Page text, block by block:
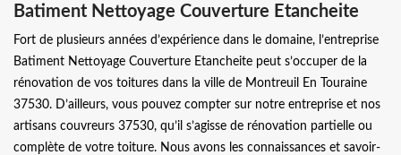
Batiment Nettoyage Couverture Etancheite
Fort de plusieurs années d’expérience dans le domaine, l’entreprise
Batiment Nettoyage Couverture Etancheite peut s’occuper de la
rénovation de vos toitures dans la ville de Montreuil En Touraine
37530. D’ailleurs, vous pouvez compter sur notre entreprise et nos
artisans couvreurs 37530, qu’il s’agisse de rénovation partielle ou
complète de votre toiture. Nous avons les connaissances et savoir-